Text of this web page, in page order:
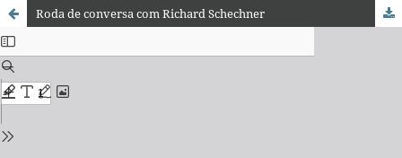
Roda de conversa com Richard Schechner